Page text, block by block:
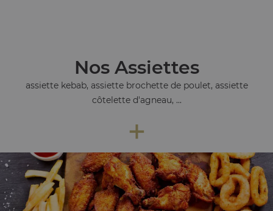
Nos Assiettes
assiette kebab, assiette brochette de poulet, assiette
côtelette d'agneau, ...
+